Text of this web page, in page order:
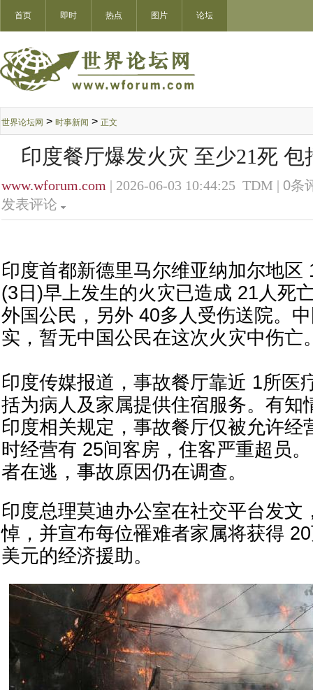
首页 即时 热点 图片 论坛
世界论坛网 > 时事新闻 > 正文
印度餐厅爆发火灾 至少21死 包
www.wforum.com | 2026-06-03 10:44:25 TDM | 0条
发表评论
印度首都新德里马尔维亚纳加尔地区
(3日)早上发生的火灾已造成 21人死
外国公民，另外 40多人受伤送院。
实，暂无中国公民在这次火灾中伤亡
印度传媒报道，事故餐厅靠近 1所医
括为病人及家属提供住宿服务。有知
印度相关规定，事故餐厅仅被允许经
时经营有 25间客房，住客严重超员
者在逃，事故原因仍在调查。
印度总理莫迪办公室在社交平台发文
悼，并宣布每位罹难者家属将获得
美元的经济援助。